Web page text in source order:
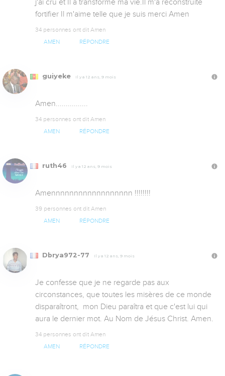
j'ai cru et Il a transformé ma vie.Il m'a reconstruite
fortifier Il m'aime telle que je suis merci Amen
34 personnes ont dit Amen
AMEN RÉPONDRE
guiyeke Il y a 12 ans, 9 mois
Amen................
34 personnes ont dit Amen
AMEN RÉPONDRE
ruth46 Il y a 12 ans, 9 mois
Amennnnnnnnnnnnnnnnnn !!!!!!!!
39 personnes ont dit Amen
AMEN RÉPONDRE
Dbrya972-77 Il y a 12 ans, 9 mois
Je confesse que je ne regarde pas aux
circonstances, que toutes les misères de ce monde
disparaîtront,  mon Dieu paraîtra et que c'est lui qui
aura le dernier mot. Au Nom de Jésus Christ. Amen.
34 personnes ont dit Amen
AMEN RÉPONDRE